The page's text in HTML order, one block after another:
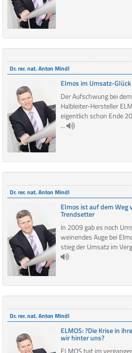
Dr. rer. nat. Anton Mindl
Elmos im Umsatz-
Der Aufschwung bei
Halbleiter-Hersteller
eigentlich schon Ende
...
Dr. rer. nat. Anton Mindl
Elmos ist auf dem Weg
Trendsetter
In 2009 gab es noch
weinendes Auge bei
stieg der Umsatz im
Dr. rer. nat. Anton Mindl
ELMOS: ?Die Krise in
wir hinter uns?
ELMOS hat im